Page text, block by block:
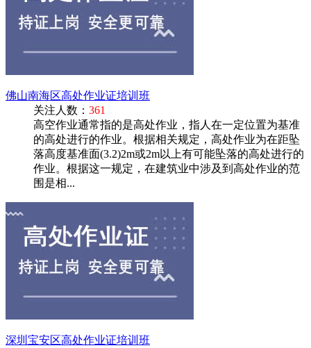
佛山南海区高处作业证培训班
关注人数： 361
高空作业通常指的是高处作业，指人在一定位置为基准
的高处进行的作业。根据相关规定，高处作业为在距坠
落高度基准面(3.2)2m或2m以上有可能坠落的高处进行的
作业。根据这一规定，在建筑业中涉及到高处作业的范
围是相...
深圳宝安区高处作业证培训班